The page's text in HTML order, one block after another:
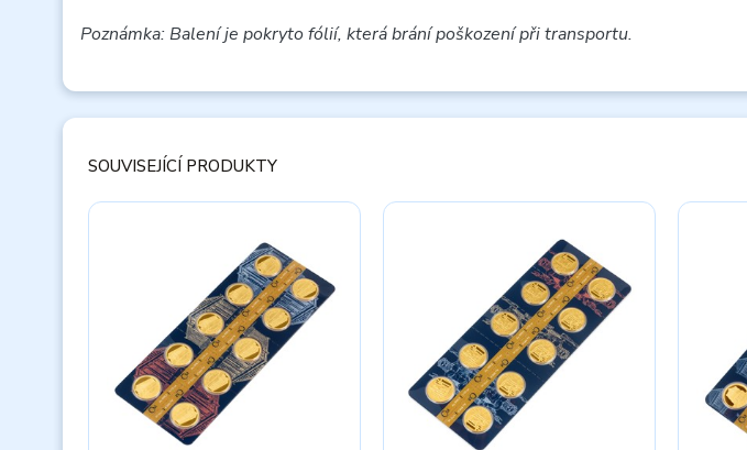
Poznámka: Balení je pokryto fólií, která brání poškození při transportu.
SOUVISEJÍCÍ PRODUKTY